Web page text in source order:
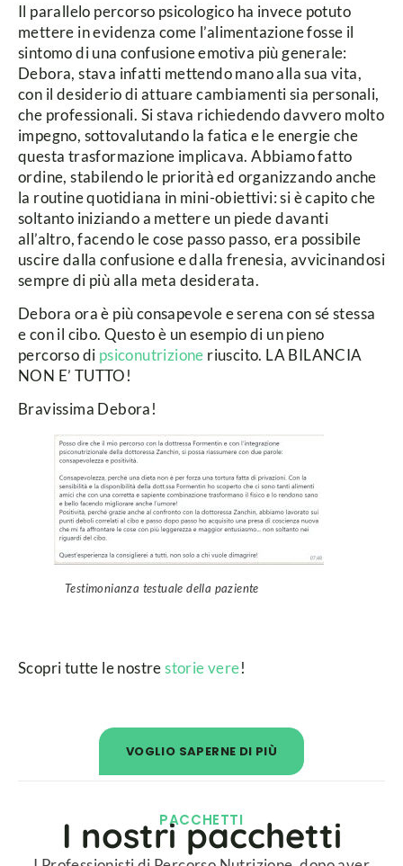
Il parallelo percorso psicologico ha invece potuto
mettere in evidenza come l’alimentazione fosse il
sintomo di una confusione emotiva più generale:
Debora, stava infatti mettendo mano alla sua vita,
con il desiderio di attuare cambiamenti sia personali,
che professionali. Si stava richiedendo davvero molto
impegno, sottovalutando la fatica e le energie che
questa trasformazione implicava. Abbiamo fatto
ordine, stabilendo le priorità ed organizzando anche
la routine quotidiana in mini-obiettivi: si è capito che
soltanto iniziando a mettere un piede davanti
all’altro, facendo le cose passo passo, era possibile
uscire dalla confusione e dalla frenesia, avvicinandosi
sempre di più alla meta desiderata.
Debora ora è più consapevole e serena con sé stessa
e con il cibo.Questo è un esempio di un pieno
percorso di psiconutrizione riuscito. LA BILANCIA
NON E’ TUTTO!
Bravissima Debora!
Testimonianza testuale della paziente
Scopri tutte le nostrestorie vere!
VOGLIO SAPERNE DI PIÙ
PACCHETTI​
I nostri pacchetti​